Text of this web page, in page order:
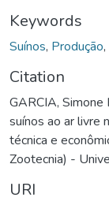
Keywords
Suínos, Produção,
Citation
GARCIA,
suínos ao ar livre
técnica e
Zootecnia) -
URI